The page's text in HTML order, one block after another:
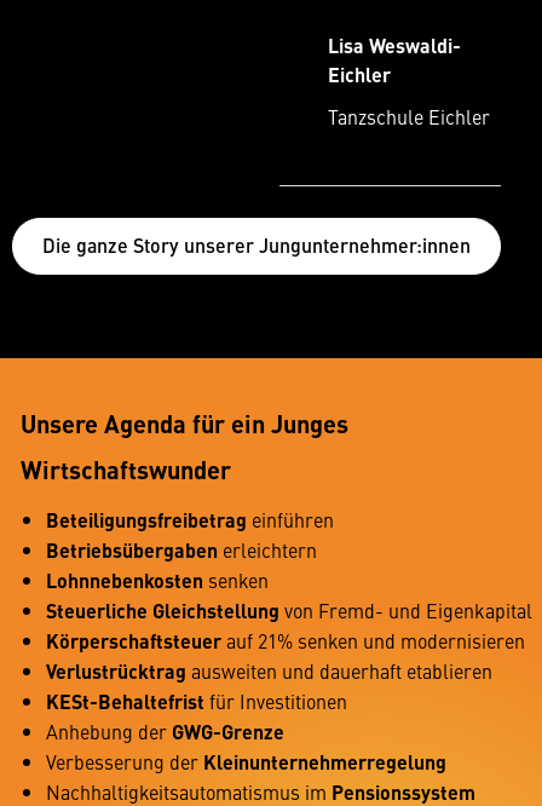
Lisa Weswaldi-
Eichler
Tanzschule Eichler
Die ganze Story unserer Jungunternehmer:innen
Unsere Agenda für ein Junges
Wirtschaftswunder
Beteiligungsfreibetrag einführen
Betriebsübergaben erleichtern
Lohnnebenkosten senken
Steuerliche Gleichstellung von Fremd- und Eigenkapital
Körperschaftsteuerauf 21% senken und modernisieren
Verlustrücktrag ausweiten und dauerhaft etablieren
KESt-Behaltefrist für Investitionen
Anhebung der GWG-Grenze
Verbesserung der Kleinunternehmerregelung
Nachhaltigkeitsautomatismus im Pensionssystem